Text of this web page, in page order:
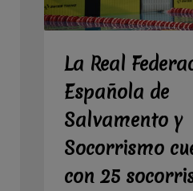
La Real
Española de
Salvamento y
Socorrismo
con 25